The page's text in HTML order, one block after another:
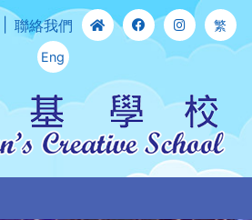
聯絡我們 繁
Eng